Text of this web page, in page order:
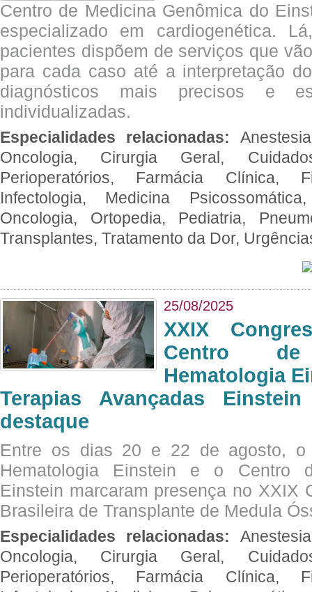
Centro de Medicina Genômica do
especializado em cardiogenética.
pacientes dispõem de serviços que
para cada caso até a interpretação
diagnósticos mais precisos e
individualizadas.
Especialidades relacionadas:
Oncologia, Cirurgia Geral,
Perioperatórios, Farmácia Clínica,
Infectologia, Medicina
Oncologia, Ortopedia, Pediatria,
Transplantes, Tratamento da Dor,
25/08/2025
XXIX
Centro
Hematologia
Terapias Avançadas
destaque
Entre os dias 20 e 22 de agosto, o
Hematologia Einstein e o Centro
Einstein marcaram presença no XXIX
Brasileira de Transplante de Medula
Especialidades relacionadas:
Oncologia, Cirurgia Geral,
Perioperatórios, Farmácia Clínica,